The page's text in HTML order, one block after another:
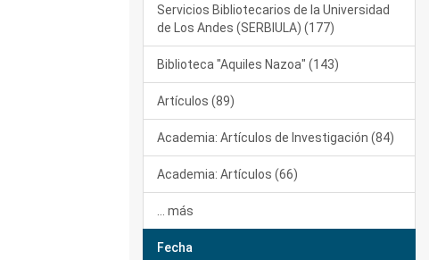
Servicios Bibliotecarios de la Universidad
de Los Andes (SERBIULA) (177)
Biblioteca "Aquiles Nazoa" (143)
Artículos (89)
Academia: Artículos de Investigación (84)
Academia: Artículos (66)
... más
Fecha